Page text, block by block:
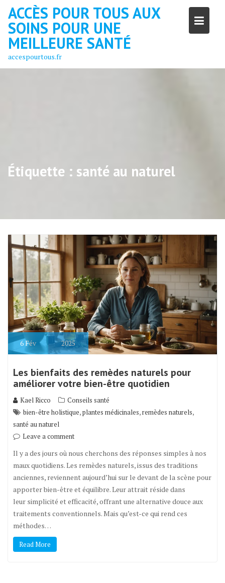
Skip
content
ACCÈS POUR TOUS AUX
SOINS POUR UNE
MEILLEURE SANTÉ
accespourtous.fr
Étiquette : santé au naturel
6 Fév 2025
Les bienfaits des remèdes naturels pour
améliorer votre bien-être quotidien
Kael Ricco
Conseils santé
bien-être holistique,plantes médicinales,remèdes naturels,
santé au naturel
Leave a comment
Il y a des jours où nous cherchons des réponses simples à nos
maux quotidiens. Les remèdes naturels, issus des traditions
anciennes, reviennent aujourd’hui sur le devant de la scène pour
apporter bien-être et équilibre. Leur attrait réside dans
leur simplicité et efficacité, offrant une alternative douce aux
traitements conventionnels. Mais qu’est-ce qui rend ces
méthodes…
Read More